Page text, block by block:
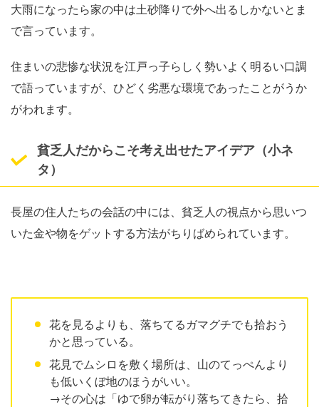
大雨になったら家の中は土砂降りで外へ出るしかないとま
で言っています。
住まいの悲惨な状況を江戸っ子らしく勢いよく明るい口調
で語っていますが、ひどく劣悪な環境であったことがうか
がわれます。
貧乏人だからこそ考え出せたアイデア（小ネ
タ）
長屋の住人たちの会話の中には、貧乏人の視点から思いつ
いた金や物をゲットする方法がちりばめられています。
花を見るよりも、落ちてるガマグチでも拾おう
かと思っている。
花見でムシロを敷く場所は、山のてっぺんより
も低いくぼ地のほうがいい。
→その心は「ゆで卵が転がり落ちてきたら、拾